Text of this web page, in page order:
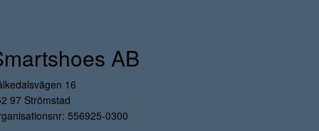
AB
16
97 Strömstad
556925-0300